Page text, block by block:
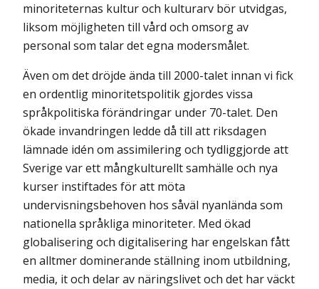
minoriteternas kultur och kulturarv bör utvidgas,
liksom möjligheten till vård och omsorg av
personal som talar det egna modersmålet.
Även om det dröjde ända till 2000-talet innan vi fick
en ordentlig minoritetspolitik gjordes vissa
språkpolitiska förändringar under 70-talet. Den
ökade invandringen ledde då till att riksdagen
lämnade idén om assimilering och tydliggjorde att
Sverige var ett mångkulturellt samhälle och nya
kurser instiftades för att möta
undervisningsbehoven hos såväl nyanlända som
nationella språkliga minoriteter. Med ökad
globalisering och digitalisering har engelskan fått
en alltmer dominerande ställning inom utbildning,
media, it och delar av näringslivet och det har väckt